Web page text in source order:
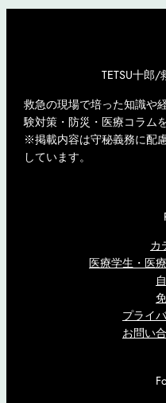
TETSU十郎
救急の現場で培った知識や
験対策・防災・医療コラム
※掲載内容は守秘義務に配
しています。
カ
医療学生・医
プライ
お問い